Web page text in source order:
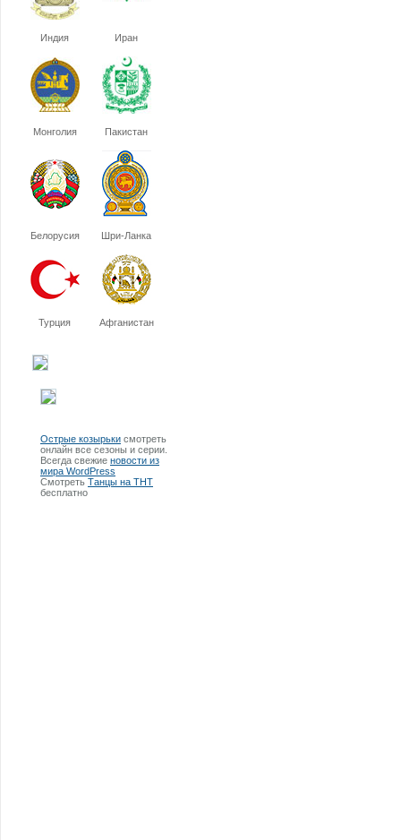
Индия Иран
Монголия Пакистан
Белорусия Шри-Ланка
Турция Афганистан
Острые козырьки смотреть
онлайн все сезоны и серии.
Всегда свежие новости из
мира WordPress
Смотреть Танцы на ТНТ
бесплатно